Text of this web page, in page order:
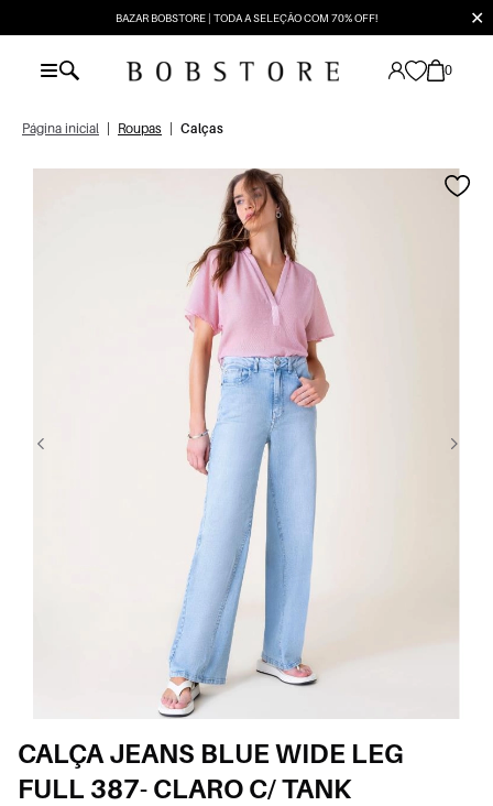
BAZAR BOBSTORE | TODA A SELEÇÃO COM 70% OFF! ✕
0
Página inicial Roupas Calças
CALÇA JEANS BLUE WIDE LEG
FULL 387- CLARO C/ TANK